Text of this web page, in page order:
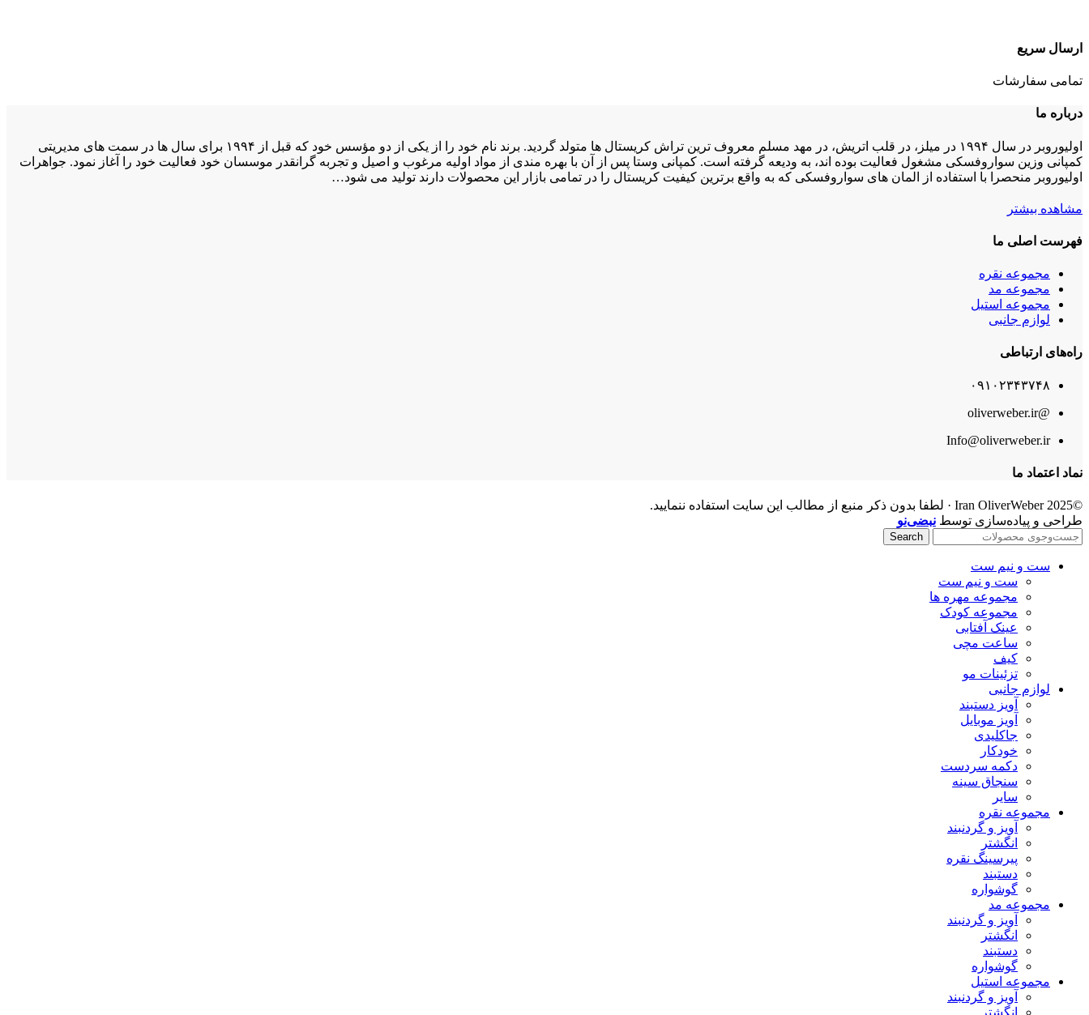
ارسال سریع
تمامی سفارشات
درباره ما
اولیوروبر در سال ۱۹۹۴ در میلز، در قلب اتریش، در مهد مسلم معروف ترین تراش کریستال ها متولد گردید. برند نام خود را از یکی از دو مؤسس خود که قبل از ۱۹۹۴ برای سال ها در سمت های مدیریتی
کمپانی وزین سواروفسکی مشغول فعالیت بوده اند، به ودیعه گرفته است. کمپانی وستا پس از آن با بهره مندی از مواد اولیه مرغوب و اصیل و تجربه گرانقدر موسسان خود فعالیت خود را آغاز نمود. جواهرات
اولیوروبر منحصرا با استفاده از المان های سواروفسکی که به واقع برترین کیفیت کریستال را در تمامی بازار این محصولات دارند تولید می شود…
مشاهده بیشتر
فهرست اصلی ما
مجموعه نقره
مجموعه مد
مجموعه استیل
لوازم جانبی
راه‌های ارتباطی
۰۹۱۰۲۳۴۳۷۴۸
@oliverweber.ir
Info@oliverweber.ir
نماد اعتماد ما
©2025 Iran OliverWeber · لطفا بدون ذکر منبع از مطالب این سایت استفاده ننمایید.
طراحی و پیاده‌سازی توسط نبضی‌نو
Search
ست و نیم ست
ست و نیم ست
مجموعه مهره ها
مجموعه کودک
عینک آفتابی
ساعت مچی
کیف
تزئینات مو
لوازم جانبی
آویز دستبند
آویز موبایل
جاکلیدی
خودکار
دکمه سردست
سنجاق سینه
سایر
مجموعه نقره
آویز و گردنبند
انگشتر
پیرسینگ نقره
دستبند
گوشواره
مجموعه مد
آویز و گردنبند
انگشتر
دستبند
گوشواره
مجموعه استیل
آویز و گردنبند